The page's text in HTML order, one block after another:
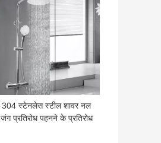
304 स्टेनलेस स्टील शावर नल
जंग प्रतिरोध पहनने के प्रतिरोध